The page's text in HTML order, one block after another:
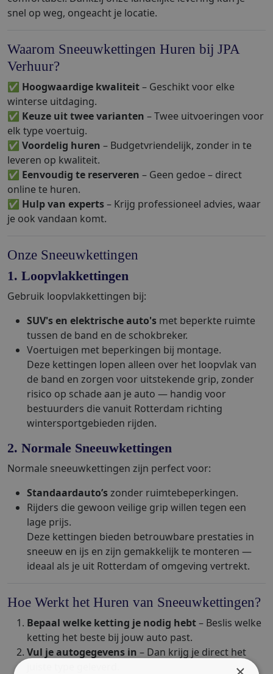
snel op weg, ongeacht je locatie.
Waarom Sneeuwkettingen Huren bij JPA
Verhuur?
✅ Hoogwaardige kwaliteit– Geschikt voor elke
winterse uitdaging.
✅ Keuze uit twee varianten – Twee uitvoeringen voor
elk type voertuig.
✅ Voordelig huren – Budgetvriendelijk, zonder in te
leveren op kwaliteit.
✅ Eenvoudig te reserveren – Geen gedoe – direct
online te huren.
✅ Hulp van experts– Krijg professioneel advies, waar
je ook vandaan komt.
Onze Sneeuwkettingen
1. Loopvlakkettingen
Gebruik loopvlakkettingen bij:
SUV's en elektrische auto's met beperkte ruimte
tussen de band en de schokbreker.
Voertuigen met beperkingen bij montage.
Deze kettingen lopen alleen over het loopvlak van
de band en zorgen voor uitstekende grip, zonder
risico op schade aan je auto — handig voor
bestuurders die vanuit Rotterdam richting
wintersportgebieden rijden.
2. Normale Sneeuwkettingen
Normale sneeuwkettingen zijn perfect voor:
Standaardauto’szonder ruimtebeperkingen.
Rijders die gewoon veilige grip willen tegen een
lage prijs.
Deze kettingen bieden betrouwbare prestaties in
sneeuw en ijs en zijn gemakkelijk te monteren —
ideaal als je uit Rotterdam of omgeving vertrekt.
Hoe Werkt het Huren van Sneeuwkettingen?
Bepaal welke ketting je nodig hebt– Beslis welke
ketting het beste bij jouw auto past.
Vul je autogegevens in – Dan krijg je direct het